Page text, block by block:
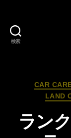
検索
CAR
LAND
ラン